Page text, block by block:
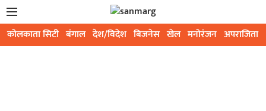
कोलकाता सिटी बंगाल देश/विदेश बिजनेस खेल मनोरंजन अपराजिता